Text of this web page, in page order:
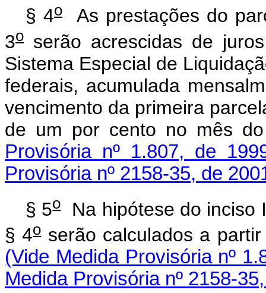
§ 4oAs prestações do
3o serão acrescidas de
Sistema Especial de
federais, acumulada
vencimento da primeira
de um por cento no mês
Provisória nº 1.807, de
Provisória nº 2158-35, de
§ 5oNa hipótese do inciso
§ 4oserão calculados a
(Vide Medida Provisória nº
Medida Provisória nº 2158-